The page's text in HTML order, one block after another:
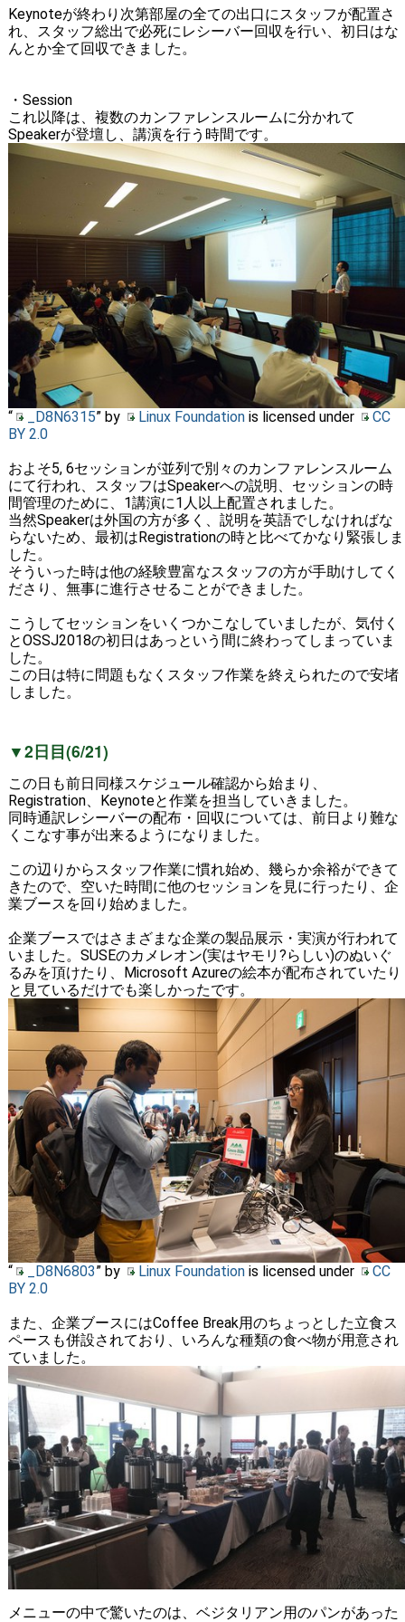
Keynoteが終わり次第部屋の全ての出口にスタッフが配置さ
れ、スタッフ総出で必死にレシーバー回収を行い、初日はな
んとか全て回収できました。
・Session
これ以降は、複数のカンファレンスルームに分かれて
Speakerが登壇し、講演を行う時間です。
“ _D8N6315” by Linux Foundationis licensed under
CC
BY 2.0
およそ5, 6セッションが並列で別々のカンファレンスルーム
にて行われ、スタッフはSpeakerへの説明、セッションの時
間管理のために、1講演に1人以上配置されました。
当然Speakerは外国の方が多く、説明を英語でしなければな
らないため、最初はRegistrationの時と比べてかなり緊張しま
した。
そういった時は他の経験豊富なスタッフの方が手助けしてく
ださり、無事に進行させることができました。
こうしてセッションをいくつかこなしていましたが、気付く
とOSSJ2018の初日はあっという間に終わってしまっていま
した。
この日は特に問題もなくスタッフ作業を終えられたので安堵
しました。
▼2日目(6/21)
この日も前日同様スケジュール確認から始まり、
Registration、Keynoteと作業を担当していきました。
同時通訳レシーバーの配布・回収については、前日より難な
くこなす事が出来るようになりました。
この辺りからスタッフ作業に慣れ始め、幾らか余裕ができて
きたので、空いた時間に他のセッションを見に行ったり、企
業ブースを回り始めました。
企業ブースではさまざまな企業の製品展示・実演が行われて
いました。SUSEのカメレオン(実はヤモリ?らしい)のぬいぐ
るみを頂けたり、Microsoft Azureの絵本が配布されていたり
と見ているだけでも楽しかったです。
“ _D8N6803” by Linux Foundationis licensed under
CC
BY 2.0
また、企業ブースにはCoffee Break用のちょっとした立食ス
ペースも併設されており、いろんな種類の食べ物が用意され
ていました。
メニューの中で驚いたのは、ベジタリアン用のパンがあった